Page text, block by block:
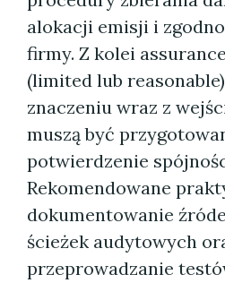
alokacji emisji i
firmy. Z kolei
(limited lub
znaczeniu wraz z
muszą być
potwierdzenie
Rekomendowane
dokumentowanie
ścieżek audytowych
przeprowadzanie